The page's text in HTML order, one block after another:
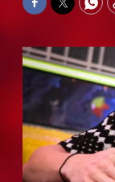
Facebook
Twitter